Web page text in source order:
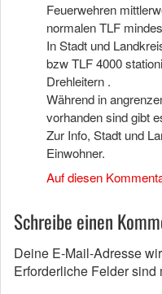
Feuerwehren
normalen TLF
In Stadt und
bzw TLF 4000
Drehleitern .
Während in
vorhanden sind gibt
Zur Info, Stadt und
Einwohner.
Auf diesen
Schreibe einen
Deine E-Mail-Adresse
Erforderliche Felder sind